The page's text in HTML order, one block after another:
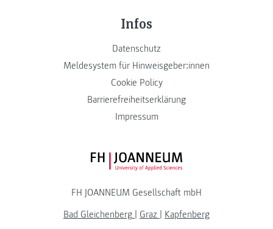
Infos
Datenschutz
Meldesystem für Hinweisgeber:innen
Cookie Policy
Barrierefreiheitserklärung
Impressum
FH JOANNEUM Logo
FH JOANNEUM Gesellschaft mbH
Bad Gleichenberg | Graz | Kapfenberg